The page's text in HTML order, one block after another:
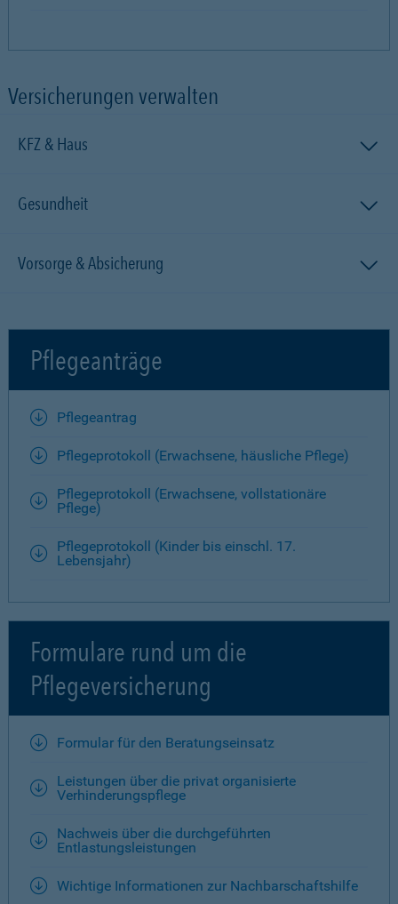
Versicherungen verwalten
KFZ & Haus
Gesundheit
Vorsorge & Absicherung
Pflegeanträge
Pflegeantrag
Pflegeprotokoll (Erwachsene, häusliche Pflege)
Pflegeprotokoll (Erwachsene, vollstationäre
Pflege)
Pflegeprotokoll (Kinder bis einschl. 17.
Lebensjahr)
Formulare rund um die
Pflegeversicherung
Formular für den Beratungseinsatz
Leistungen über die privat organisierte
Verhinderungspflege
Nachweis über die durchgeführten
Entlastungsleistungen
Wichtige Informationen zur Nachbarschaftshilfe